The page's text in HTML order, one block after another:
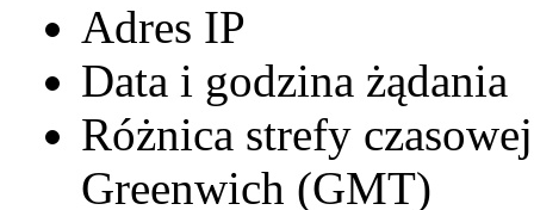
Adres IP
Data i godzina żądania
Różnica strefy
Greenwich (GMT)